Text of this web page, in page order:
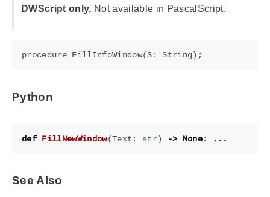
DWScript only. Not available in PascalScript.
Python
def FillNewWindow(Text : str) -> None: ...
See Also